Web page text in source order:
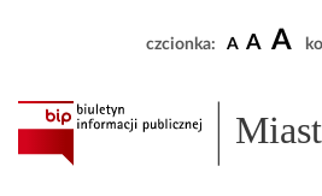
czcionka: A A A